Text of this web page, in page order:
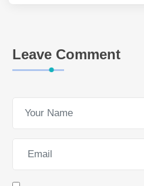
Leave Comment